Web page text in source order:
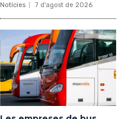
Notícies 7 d'agost de 2026